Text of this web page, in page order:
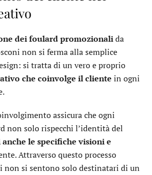
dei foulard promozionalida
non si ferma alla semplice
si tratta di un vero e proprio
che coinvolge il cliente in ogni
assicura che ogni
non solo rispecchi l’identità del
anche le specifiche visioni e
Attraverso questo processo
si sentono solo destinatari di un